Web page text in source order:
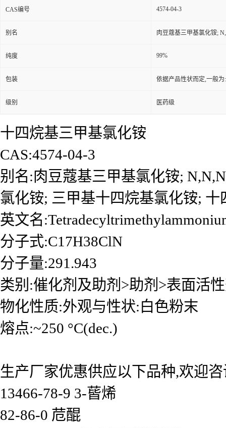
CAS编号 4574-04-3
别名 肉豆蔻基三甲基氯化铵;
纯度 99%
包装 依据产品性状而定,一般
级别 医药级
十四烷基三甲基氯化铵
CAS:4574-04-3
别名:肉豆蔻基三甲基氯化铵;
氯化铵; 三甲基十四烷基氯化铵;
英文名
分子式:C17H38ClN
分子量:291.943
类别:催化剂及助剂>助剂>表面活
物化性质:外观与性状:白色粉末
熔点:~250 °C(dec.)
生产厂家优惠供应以下品种,欢迎
13466-78-9 3-蒈烯
82-86-0 苊醌